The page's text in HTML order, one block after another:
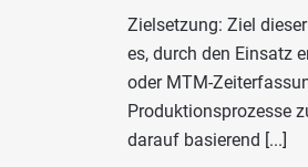
Zielsetzung: Ziel
es, durch den Einsatz
oder MTM-
Produktionsprozesse
darauf basierend [...]